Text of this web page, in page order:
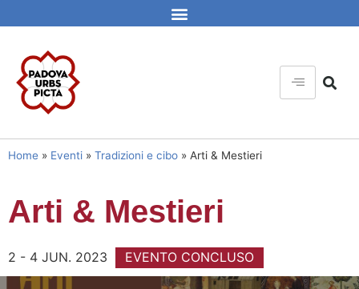
Home » Eventi » Tradizioni e cibo » Arti & Mestieri
Arti & Mestieri
2 - 4 JUN. 2023 EVENTO CONCLUSO